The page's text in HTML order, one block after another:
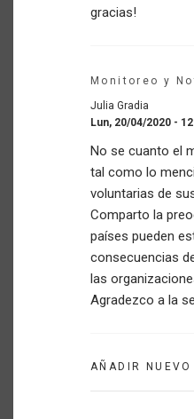
gracias!
Monitoreo y
Julia Gradia
Lun, 20/04/2020 -
No se cuanto el
tal como lo
voluntarias de
Comparto la
países pueden
consecuencias
las
Agradezco a la
AÑADIR